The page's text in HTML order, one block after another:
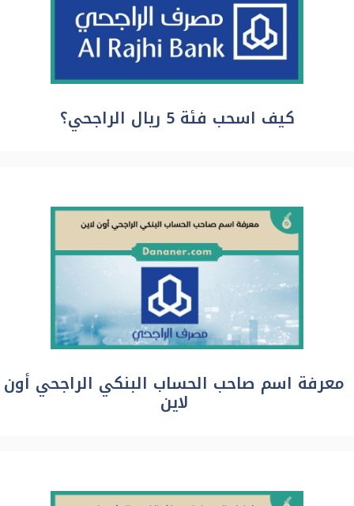
كيف اسحب فئة 5 ريال الراجحي؟
معرفة اسم صاحب الحساب البنكي الراجحي أون
لاين